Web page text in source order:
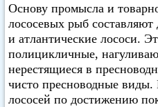
Основу промысла и
лососевых рыб
и атлантические лососи.
полицикличные,
нерестящиеся в
чисто пресноводные
лососей по достижению